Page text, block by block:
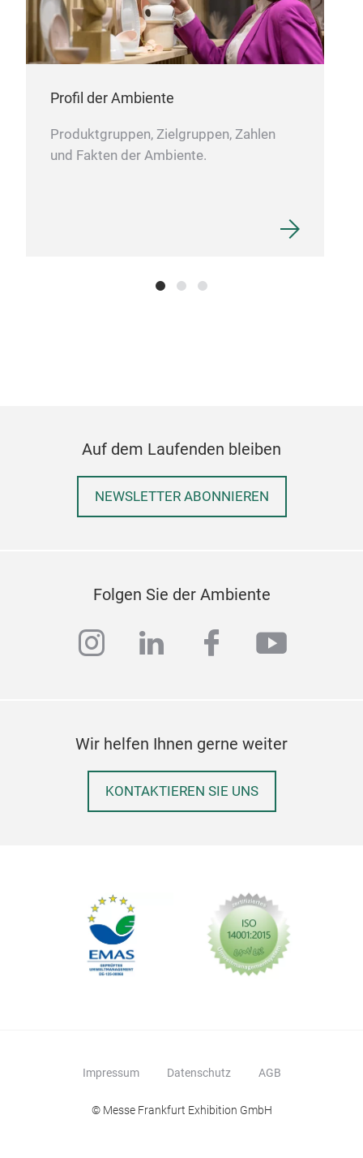
Profil der Ambiente
Produktgruppen, Zielgruppen, Zahlen
und Fakten der Ambiente.
Auf dem Laufenden bleiben
NEWSLETTER ABONNIEREN
Folgen Sie der Ambiente
instagram
linkedinfacebook
Wir helfen Ihnen gerne weiter
KONTAKTIEREN SIE UNS
Impressum Datenschutz AGB
© Messe Frankfurt Exhibition GmbH